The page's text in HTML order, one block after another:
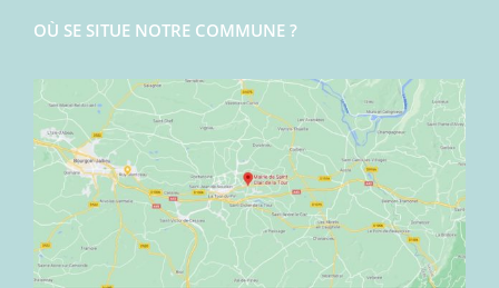
OÙ SE SITUE NOTRE COMMUNE ?